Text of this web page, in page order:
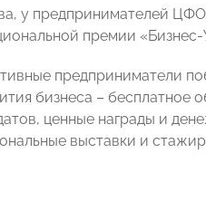
у предпринимателей
премии «Бизнес-
предприниматели
бизнеса – бесплатное
ценные награды и
выставки и